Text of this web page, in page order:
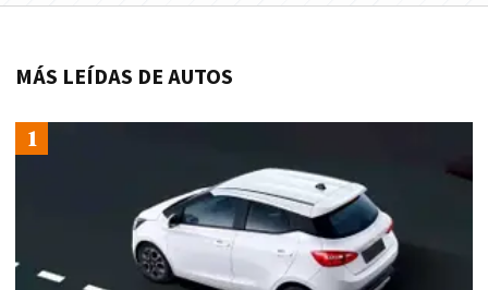
MÁS LEÍDAS DE AUTOS